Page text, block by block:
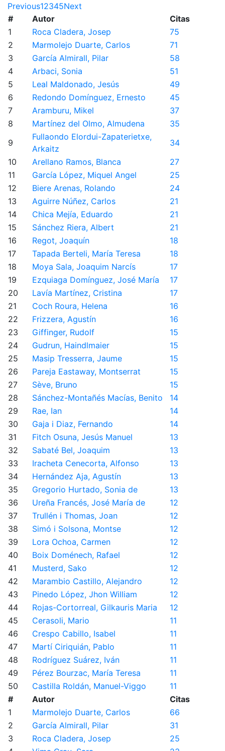
Previous12345Next
#
Autor
Citas
1
Roca Cladera, Josep
75
2
Marmolejo Duarte, Carlos
71
3
García Almirall, Pilar
58
4
Arbaci, Sonia
51
5
Leal Maldonado, Jesús
49
6
Redondo Domínguez, Ernesto
45
7
Aramburu, Mikel
37
8
Martínez del Olmo, Almudena
35
9
Fullaondo Elordui-Zapaterietxe,
Arkaitz
34
10
Arellano Ramos, Blanca
27
11
García López, Miquel Angel
25
12
Biere Arenas, Rolando
24
13
Aguirre Núñez, Carlos
21
14
Chica Mejía, Eduardo
21
15
Sánchez Riera, Albert
21
16
Regot, Joaquín
18
17
Tapada Berteli, María Teresa
18
18
Moya Sala, Joaquim Narcís
17
19
Ezquiaga Domínguez, José María
17
20
Lavía Martínez, Cristina
17
21
Coch Roura, Helena
16
22
Frizzera, Agustín
16
23
Giffinger, Rudolf
15
24
Gudrun, Haindlmaier
15
25
Masip Tresserra, Jaume
15
26
Pareja Eastaway, Montserrat
15
27
Sève, Bruno
15
28
Sánchez-Montañés Macías, Benito
14
29
Rae, Ian
14
30
Gaja i Diaz, Fernando
14
31
Fitch Osuna, Jesús Manuel
13
32
Sabaté Bel, Joaquim
13
33
Iracheta Cenecorta, Alfonso
13
34
Hernández Aja, Agustín
13
35
Gregorio Hurtado, Sonia de
13
36
Ureña Francés, José María de
12
37
Trullén i Thomas, Joan
12
38
Simó i Solsona, Montse
12
39
Lora Ochoa, Carmen
12
40
Boix Doménech, Rafael
12
41
Musterd, Sako
12
42
Marambio Castillo, Alejandro
12
43
Pinedo López, Jhon William
12
44
Rojas-Cortorreal, Gilkauris Maria
12
45
Cerasoli, Mario
11
46
Crespo Cabillo, Isabel
11
47
Martí Ciriquián, Pablo
11
48
Rodríguez Suárez, Iván
11
49
Pérez Bourzac, María Teresa
11
50
Castilla Roldán, Manuel-Viggo
11
#
Autor
Citas
1
Marmolejo Duarte, Carlos
66
2
García Almirall, Pilar
31
3
Roca Cladera, Josep
25